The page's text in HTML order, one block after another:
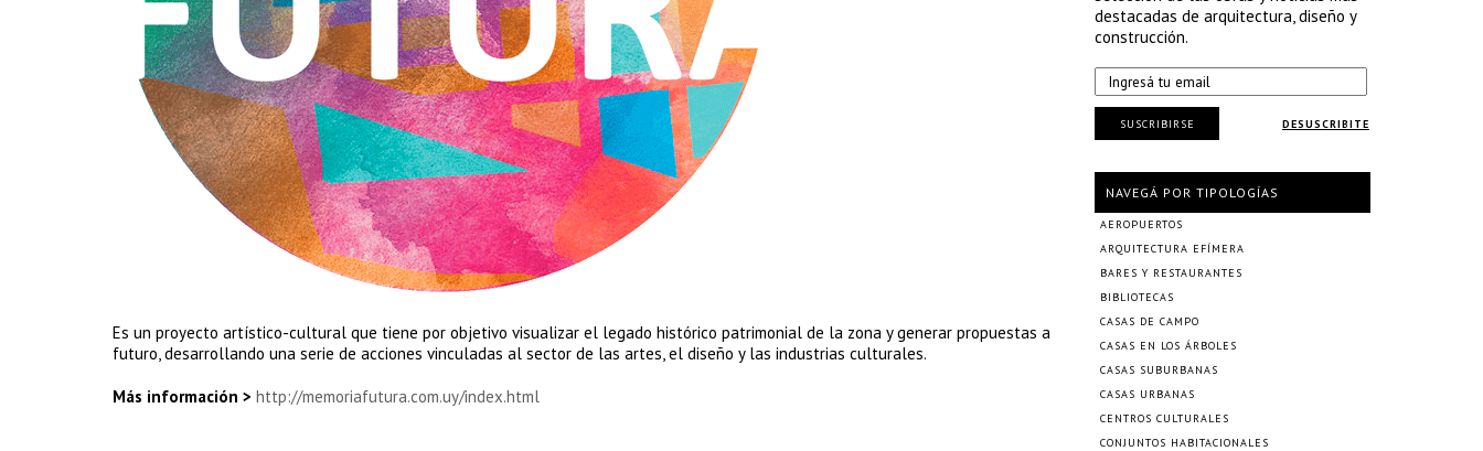
Es un proyecto artístico-cultural que tiene por objetivo visualizar el legado histórico patrimonial de la zona y generar propuestas a
futuro, desarrollando una serie de acciones vinculadas al sector de las artes, el diseño y las industrias culturales.
Más información > http://memoriafutura.com.uy/index.html
destacadas de arquitectura, diseño y
construcción.
DESUSCRIBITE
SUSCRIBIRSE
NAVEGÁ POR TIPOLOGÍAS
AEROPUERTOS
ARQUITECTURA EFÍMERA
BARES Y RESTAURANTES
BIBLIOTECAS
CASAS DE CAMPO
CASAS EN LOS ÁRBOLES
CASAS SUBURBANAS
CASAS URBANAS
CENTROS CULTURALES
CONJUNTOS HABITACIONALES